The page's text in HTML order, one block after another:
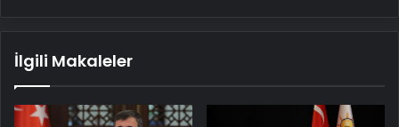
İlgili Makaleler